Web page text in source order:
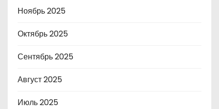
Ноябрь 2025
Октябрь 2025
Сентябрь 2025
Август 2025
Июль 2025